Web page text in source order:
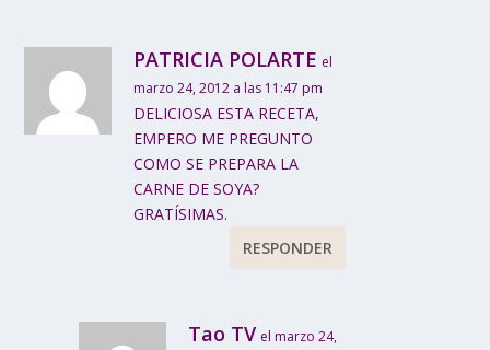
PATRICIA POLARTE el
marzo 24, 2012 a las 11:47 pm
DELICIOSA ESTA RECETA,
EMPERO ME PREGUNTO
COMO SE PREPARA LA
CARNE DE SOYA?
GRATÍSIMAS.
RESPONDER
Tao TV el marzo 24,